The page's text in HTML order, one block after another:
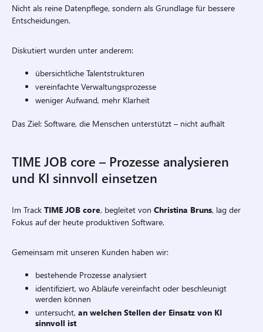
Nicht als reine Datenpflege, sondern als Grundlage für bessere
Entscheidungen.
Diskutiert wurden unter anderem:
übersichtliche Talentstrukturen
vereinfachte Verwaltungsprozesse
weniger Aufwand, mehr Klarheit
Das Ziel: Software, die Menschen unterstützt – nicht aufhält
TIME JOB core – Prozesse analysieren
und KI sinnvoll einsetzen
Im Track TIME JOB core, begleitet von Christina Bruns, lag der
Fokus auf der heute produktiven Software.
Gemeinsam mit unseren Kunden haben wir:
bestehende Prozesse analysiert
identifiziert, wo Abläufe vereinfacht oder beschleunigt
werden können
untersucht, an welchen Stellen der Einsatz von KI
sinnvoll ist